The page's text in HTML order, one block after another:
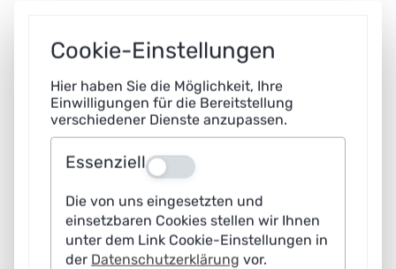
Cookie-Einstellungen
Hier haben Sie die Möglichkeit, Ihre
Einwilligungen für die Bereitstellung
verschiedener Dienste anzupassen.
Essenziell Aus
Die von uns eingesetzten und
einsetzbaren Cookies stellen wir Ihnen
unter dem Link Cookie-Einstellungen in
der Datenschutzerklärung vor.